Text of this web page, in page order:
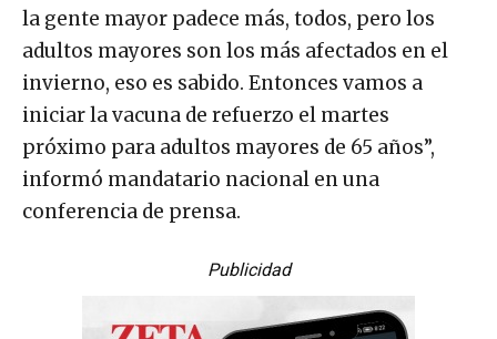
la gente mayor padece más, todos, pero los
adultos mayores son los más afectados en el
invierno, eso es sabido. Entonces vamos a
iniciar la vacuna de refuerzo el martes
próximo para adultos mayores de 65 años”,
informó mandatario nacional en una
conferencia de prensa.
Publicidad